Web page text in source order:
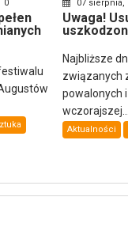
0 07 sierpnia,
Uwaga!
Najbliższe
związanych
powalonych
Aktualności